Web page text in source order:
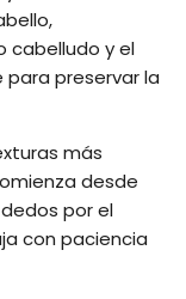
cabelludo y el
para preservar la
más
desde
por el
con paciencia